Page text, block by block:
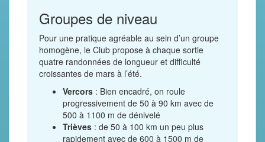
Groupes de niveau
Pour une pratique agréable au sein d’un groupe
homogène, le Club propose à chaque sortie
quatre randonnées de longueur et difficulté
croissantes de mars à l’été.
Vercors : Bien encadré, on roule
progressivement de 50 à 90 km avec de
500 à 1100 m de dénivelé
Trièves : de 50 à 100 km un peu plus
rapidement avec de 600 à 1500 m de